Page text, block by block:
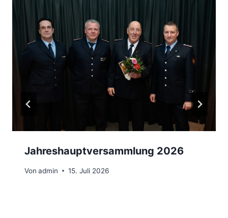
Jahreshauptversammlung 2026
Von admin 15. Juli 2026